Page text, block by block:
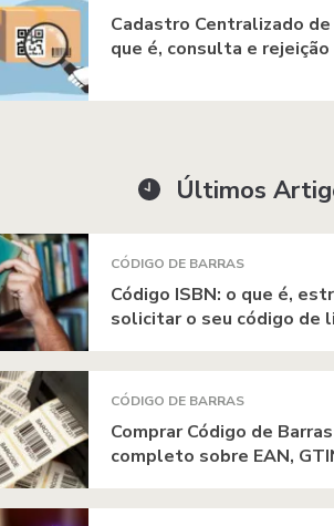
Cadastro Centralizado de
que é, consulta e rejeição
Últimos
CÓDIGO DE BARRAS
Código ISBN: o que é,
solicitar o seu código de
CÓDIGO DE BARRAS
Comprar Código de
completo sobre EAN,